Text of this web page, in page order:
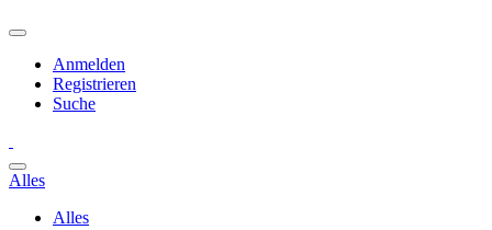
Anmelden
Registrieren
Suche
Alles
Alles